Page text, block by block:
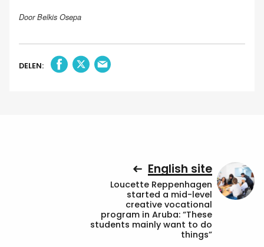
Door Belkis Osepa
DELEN:
English site
Loucette Reppenhagen
started a mid-level
creative vocational
program in Aruba: “These
students mainly want to do
things”